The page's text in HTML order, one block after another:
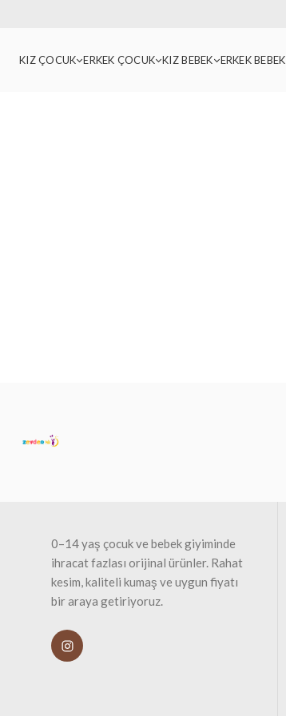
KIZ ÇOCUK ERKEK ÇOCUK KIZ BEBEK ERKEK BEBEK
0–14 yaş çocuk ve bebek giyiminde
ihracat fazlası orijinal ürünler. Rahat
kesim, kaliteli kumaş ve uygun fiyatı
bir araya getiriyoruz.